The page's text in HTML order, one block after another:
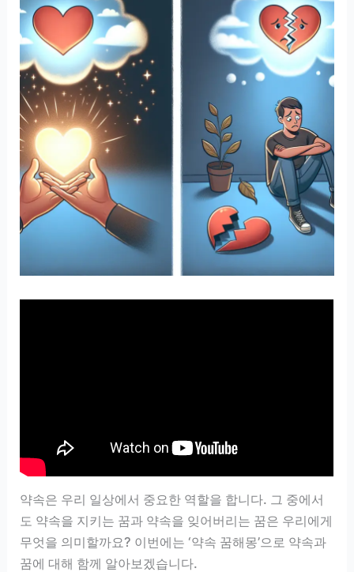
약속은 우리 일상에서 중요한 역할을 합니다. 그 중에서
도 약속을 지키는 꿈과 약속을 잊어버리는 꿈은 우리에게
무엇을 의미할까요? 이번에는 ‘약속 꿈해몽’으로 약속과
꿈에 대해 함께 알아보겠습니다.